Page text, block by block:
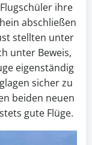
ihre
abschließen
stellten unter
unter Beweis,
eigenständig
sicher zu
beiden neuen
gute Flüge.